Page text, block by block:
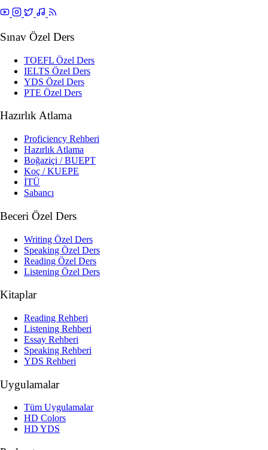
Sınav Özel Ders
TOEFL Özel Ders
IELTS Özel Ders
YDS Özel Ders
PTE Özel Ders
Hazırlık Atlama
Proficiency Rehberi
Hazırlık Atlama
Boğaziçi / BUEPT
Koç / KUEPE
İTÜ
Sabancı
Beceri Özel Ders
Writing Özel Ders
Speaking Özel Ders
Reading Özel Ders
Listening Özel Ders
Kitaplar
Reading Rehberi
Listening Rehberi
Essay Rehberi
Speaking Rehberi
YDS Rehberi
Uygulamalar
Tüm Uygulamalar
HD Colors
HD YDS